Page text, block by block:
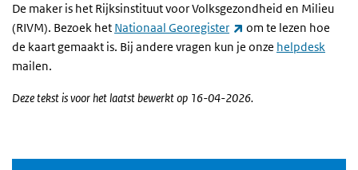
De maker is het Rijksinstituut voor Volksgezondheid en Milieu
(RIVM). Bezoek het Nationaal Georegister (externe link)
om te lezen hoe
de kaart gemaakt is. Bij andere vragen kun je onze helpdesk
mailen.
Deze tekst is voor het laatst bewerkt op 16-04-2026.